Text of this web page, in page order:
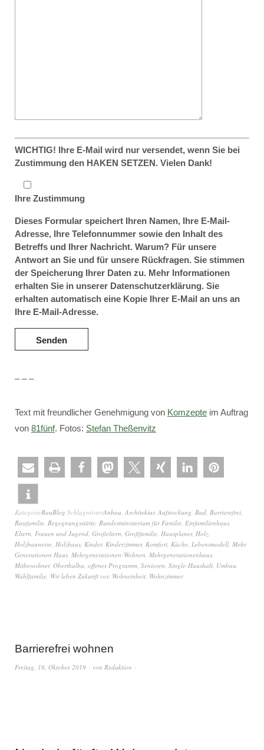
WICHTIG! Ihre E-Mail wird nur versendet, wenn Sie bei
Zustimmung den HAKEN SETZEN. Vielen Dank!
Ihre Zustimmung
Dieses Formular speichert Ihren Namen, Ihre E-Mail-
Adresse, Ihre Telefonnummer sowie den Inhalt des
Betreffs und Ihrer Nachricht. Warum? Für unsere
Antwort an Sie und für unsere Rückfragen. Sie stimmen
der Speicherung Ihrer Daten zu. Mehr Informationen
erhalten Sie in unserer Datenschutzerklärung. Sie
erhalten automatisch eine Kopie Ihrer E-Mail an uns an
Ihre E-Mail-Adresse.
– – –
Text mit freundlicher Genehmigung von Komzepte im Auftrag
von 81fünf. Fotos: Stefan Theßenvitz
KategorieBauBlog SchlagwörterAnbau, Architektur, Aufstockung, Bad, Barrierefrei,
Baufamilie, Begegnungsstätte, Bundesministerium für Familie, Einfamilienhaus,
Eltern, Frauen und Jugend, Großeltern, Großfamilie, Hausplaner, Holz,
Holzbauweise, Holzhaus, Kinder, Kinderzimmer, Komfort, Küche, Lebensmodell, Mehr
Generationen Haus, Mehrgenerationen-Wohnen, Mehrgenerationenhaus,
Mitbewohner, Oberthulba, offenes Programm, Senioren, Single-Haushalt, Umbau,
Wahlfamilie, Wir leben Zukunft vor, Wohneinheit, Wohnzimmer
Barrierefrei wohnen
Freitag, 18. Oktober 2019 von Redaktion